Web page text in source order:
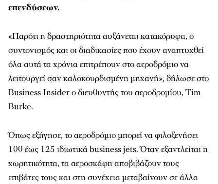
επενδύσεων.
«Παρότι η δραστηριότητα αυξάνεται κατακόρυφα, ο
συντονισμός και οι διαδικασίες που έχουν αναπτυχθεί
όλα αυτά τα χρόνια επιτρέπουν στο αεροδρόμιο να
λειτουργεί σαν καλοκουρδισμένη μηχανή», δήλωσε στο
Business Insider ο διευθυντής του αεροδρομίου, Tim
Burke.
Όπως εξήγησε, το αεροδρόμιο μπορεί να φιλοξενήσει
100 έως 125 ιδιωτικά business jets. Όταν εξαντλείται η
χωρητικότητα, τα αεροσκάφη αποβιβάζουν τους
επιβάτες τους και στη συνέχεια μεταβαίνουν σε άλλα